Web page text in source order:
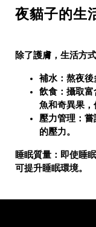
夜貓子的生
除了護膚，生活方
補水：熬夜後
飲食 ：攝取
魚和奇異果，
壓力管理 ：
的壓力。
睡眠質量 ：即使睡
可提升睡眠環境。